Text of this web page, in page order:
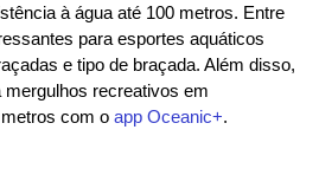
à água até 100 metros. Entre
para esportes aquáticos
e tipo de braçada. Além disso,
recreativos em
com o app Oceanic+.